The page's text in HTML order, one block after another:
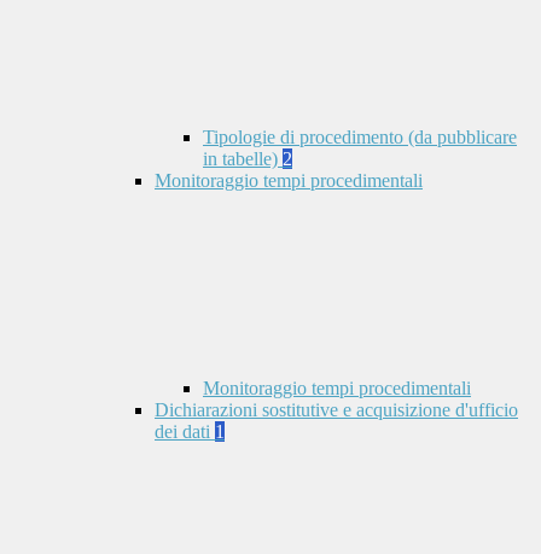
Tipologie di procedimento (da pubblicare
in tabelle) 2
Monitoraggio tempi procedimentali
Monitoraggio tempi procedimentali
Dichiarazioni sostitutive e acquisizione d'ufficio
dei dati 1